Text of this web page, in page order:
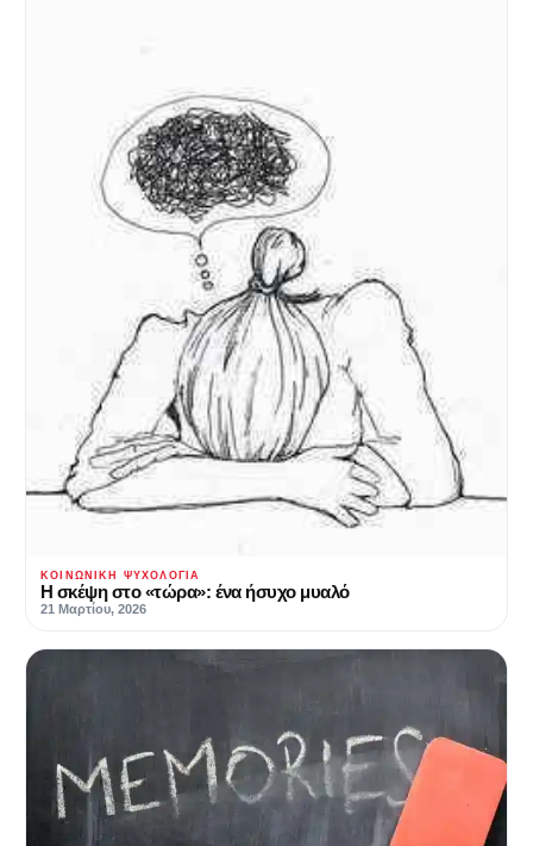
ΚΟΙΝΩΝΙΚΉ ΨΥΧΟΛΟΓΊΑ
Η σκέψη στο «τώρα»: ένα ήσυχο μυαλό
21 Μαρτίου, 2026